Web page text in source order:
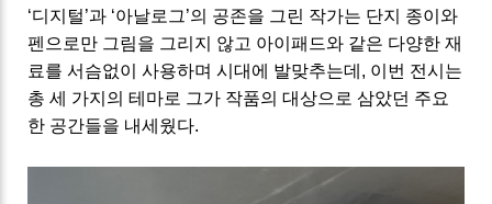
‘디지털’과 ‘아날로그’의 공존을 그린 작가는 단지 종이와
펜으로만 그림을 그리지 않고 아이패드와 같은 다양한 재
료를 서슴없이 사용하며 시대에 발맞추는데 , 이번 전시는
총 세 가지의 테마로 그가 작품의 대상으로 삼았던 주요
한 공간들을 내세웠다.